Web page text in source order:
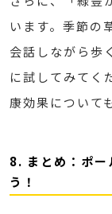
います。季節の
会話しながら歩
に試してみてく
康効果について
8. まとめ：ポー
う！